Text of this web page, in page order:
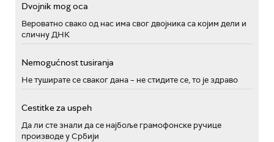
Dvojnik mog oca
Вероватно свако од нас има свог двојника са којим дели и
сличну ДНК
Nemogućnost tusiranja
Не туширате се сваког дана – не стидите се, то је здраво
Cestitke za uspeh
Да ли сте знали да се најбоље грамофонске ручице
производе у Србији